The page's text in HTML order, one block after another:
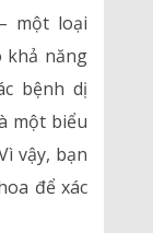
một loại
khả năng
bệnh dị
một biểu
vậy, bạn
để xác